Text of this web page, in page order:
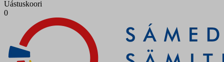
Uástuskoori
0